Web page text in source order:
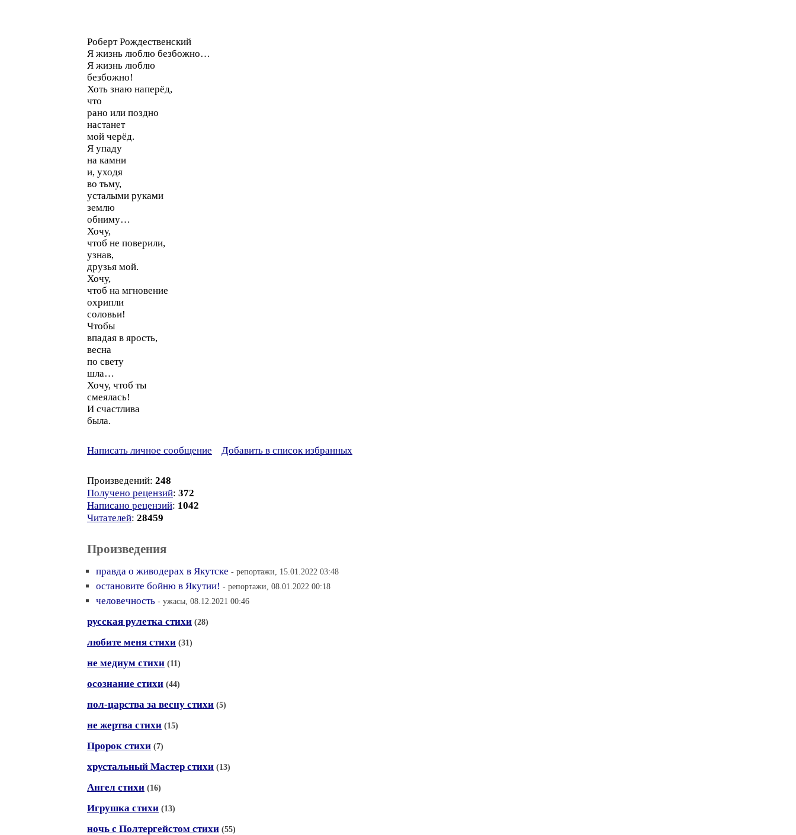
Роберт Рождественский
Я жизнь люблю безбожно…
Я жизнь люблю
безбожно!
Хоть знаю наперёд,
что
рано или поздно
настанет
мой черёд.
Я упаду
на камни
и, уходя
во тьму,
усталыми руками
землю
обниму…
Хочу,
чтоб не поверили,
узнав,
друзья мой.
Хочу,
чтоб на мгновение
охрипли
соловьи!
Чтобы
впадая в ярость,
весна
по свету
шла…
Хочу, чтоб ты
смеялась!
И счастлива
была.
Написать личное сообщение Добавить в список избранных
Произведений: 248
Получено рецензий: 372
Написано рецензий: 1042
Читателей: 28459
Произведения
правда о живодерах в Якутске - репортажи, 15.01.2022 03:48
остановите бойню в Якутии! - репортажи, 08.01.2022 00:18
человечность - ужасы, 08.12.2021 00:46
русская рулетка стихи (28)
любите меня стихи (31)
не медиум стихи (11)
осознание стихи (44)
пол-царства за весну стихи (5)
не жертва стихи (15)
Пророк стихи (7)
хрустальный Мастер стихи (13)
Ангел стихи (16)
Игрушка стихи (13)
ночь с Полтергейстом стихи (55)